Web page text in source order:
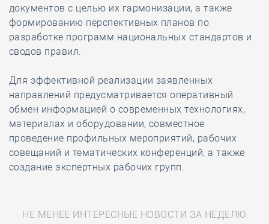
документов с целью их гармонизации, а также
формированию перспективных планов по
разработке программ национальных стандартов и
сводов правил.
Для эффективной реализации заявленных
направлений предусматривается оперативный
обмен информацией о современных технологиях,
материалах и оборудовании, совместное
проведение профильных мероприятий, рабочих
совещаний и тематических конференций, а также
создание экспертных рабочих групп.
НЕ МЕНЕЕ ИНТЕРЕСНЫЕ НОВОСТИ ЗА НЕДЕЛЮ